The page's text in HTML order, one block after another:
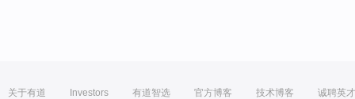
关于有道 Investors 有道智选 官方博客 技术博客 诚聘英才